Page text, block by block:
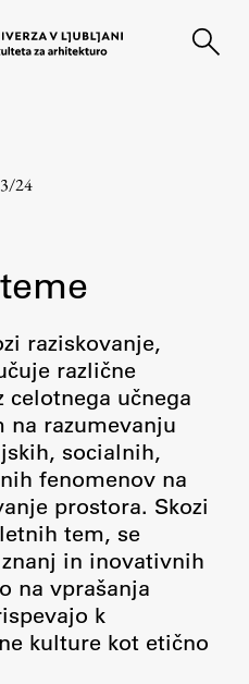
24
raziskovanje,
različne
učnega
na razumevanju
socialnih,
fenomenov na
prostora. Skozi
tem, se
in inovativnih
na vprašanja
k
kulture kot etično